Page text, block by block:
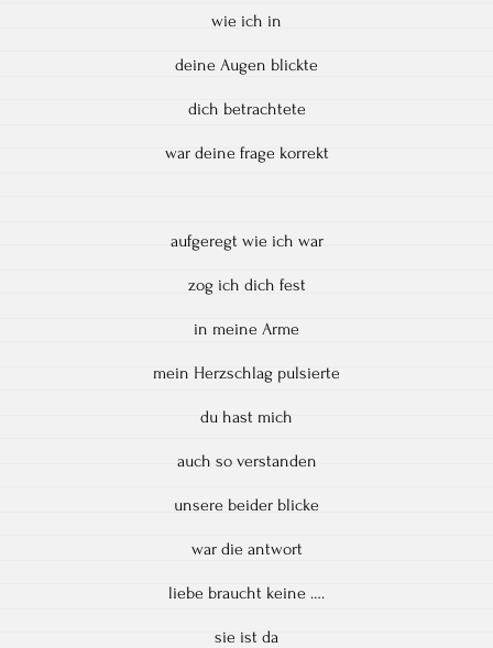
wie ich in
deine Augen blickte
dich betrachtete
war deine frage korrekt
aufgeregt wie ich war
zog ich dich fest
in meine Arme
mein Herzschlag pulsierte
du hast mich
auch so verstanden
unsere beider blicke
war die antwort
liebe braucht keine ….
sie ist da